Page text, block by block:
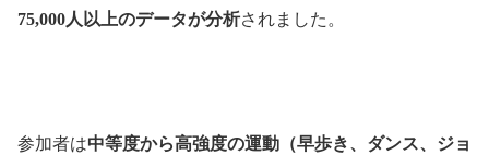
75,000人以上のデータが分析されました。
参加者は中等度から高強度の運動（早歩き、ダンス、ジョ